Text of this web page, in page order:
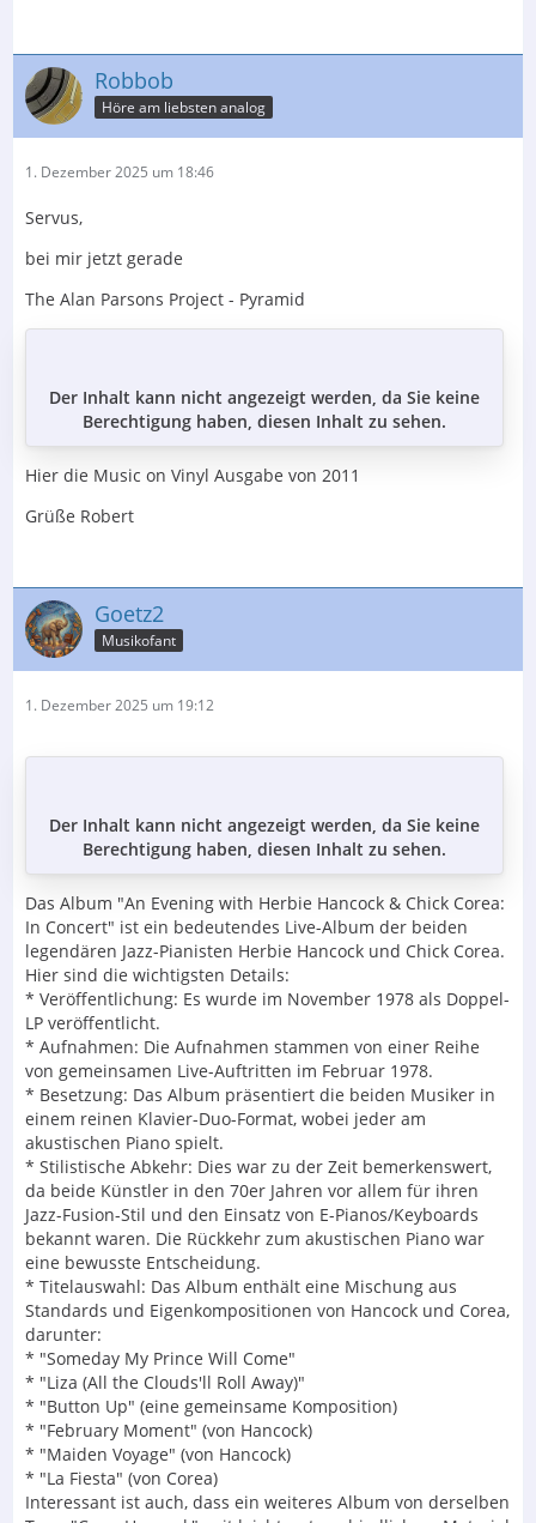
Robbob
Höre am liebsten analog
1. Dezember 2025 um 18:46
Servus,
bei mir jetzt gerade
The Alan Parsons Project - Pyramid
Der Inhalt kann nicht angezeigt werden, da Sie keine
Berechtigung haben, diesen Inhalt zu sehen.
Hier die Music on Vinyl Ausgabe von 2011
Grüße Robert
Goetz2
Musikofant
1. Dezember 2025 um 19:12
Der Inhalt kann nicht angezeigt werden, da Sie keine
Berechtigung haben, diesen Inhalt zu sehen.
Das Album "An Evening with Herbie Hancock & Chick Corea:
In Concert" ist ein bedeutendes Live-Album der beiden
legendären Jazz-Pianisten Herbie Hancock und Chick Corea.
Hier sind die wichtigsten Details:
* Veröffentlichung: Es wurde im November 1978 als Doppel-
LP veröffentlicht.
* Aufnahmen: Die Aufnahmen stammen von einer Reihe
von gemeinsamen Live-Auftritten im Februar 1978.
* Besetzung: Das Album präsentiert die beiden Musiker in
einem reinen Klavier-Duo-Format, wobei jeder am
akustischen Piano spielt.
* Stilistische Abkehr: Dies war zu der Zeit bemerkenswert,
da beide Künstler in den 70er Jahren vor allem für ihren
Jazz-Fusion-Stil und den Einsatz von E-Pianos/Keyboards
bekannt waren. Die Rückkehr zum akustischen Piano war
eine bewusste Entscheidung.
* Titelauswahl: Das Album enthält eine Mischung aus
Standards und Eigenkompositionen von Hancock und Corea,
darunter:
* "Someday My Prince Will Come"
* "Liza (All the Clouds'll Roll Away)"
* "Button Up" (eine gemeinsame Komposition)
* "February Moment" (von Hancock)
* "Maiden Voyage" (von Hancock)
* "La Fiesta" (von Corea)
Interessant ist auch, dass ein weiteres Album von derselben